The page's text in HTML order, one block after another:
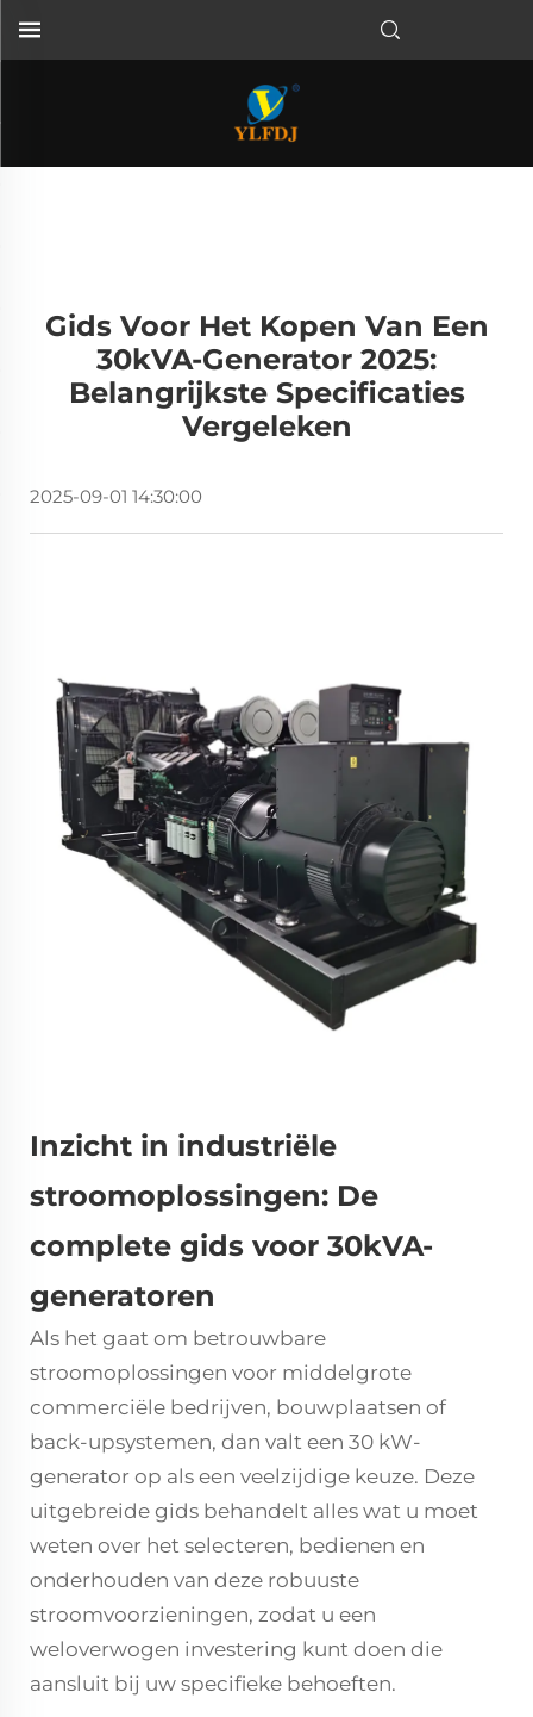
Gids Voor Het Kopen Van Een
30kVA-Generator 2025:
Belangrijkste Specificaties
Vergeleken
2025-09-01 14:30:00
Inzicht in industriële
stroomoplossingen: De
complete gids voor 30kVA-
generatoren
Als het gaat om betrouwbare
stroomoplossingen voor middelgrote
commerciële bedrijven, bouwplaatsen of
back-upsystemen, dan valt een 30 kW-
generator op als een veelzijdige keuze. Deze
uitgebreide gids behandelt alles wat u moet
weten over het selecteren, bedienen en
onderhouden van deze robuuste
stroomvoorzieningen, zodat u een
weloverwogen investering kunt doen die
aansluit bij uw specifieke behoeften.